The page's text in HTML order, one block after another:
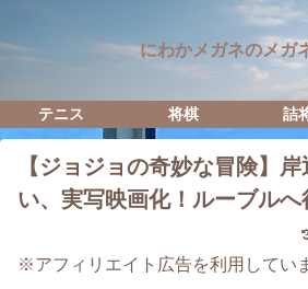
にわかメガネのメガ
テニス 将棋 詰
【ジョジョの奇妙な冒険】
い、実写映画化！ルーブルへ
※アフィリエイト広告を利用してい